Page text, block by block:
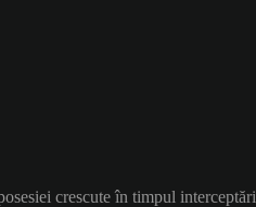
crescute în timpul